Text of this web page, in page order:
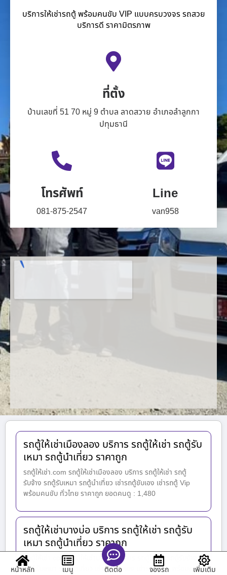
บริการให้เช่ารถตู้ พร้อมคนขับ VIP แบบครบวงจร รถสวย
บริการดี ราคามิตรภาพ
ที่ตั้ง
บ้านเลขที่ 51 70 หมู่ 9 ตำบล ลาดสวาย อำเภอลำลูกกา
ปทุมธานี
โทรศัพท์
081-875-2547
Line
van958
รถตู้ให้เช่าเมืองลอง บริการ รถตู้ให้เช่า รถตู้รับ
เหมา รถตู้นำเที่ยว ราคาถูก
รถตู้ให้เช่า.com รถตู้ให้เช่าเมืองลอง บริการ รถตู้ให้เช่า รถตู้
รับจ้าง รถตู้รับเหมา รถตู้นำเที่ยว เช่ารถตู้ขับเอง เช่ารถตู้ Vip
พร้อมคนขับ ทั่วไทย ราคาถูก ยอดคนดู : 1,480
รถตู้ให้เช่าบางบ่อ บริการ รถตู้ให้เช่า รถตู้รับ
เหมา รถตู้นำเที่ยว ราคาถูก
รถตู้ให้เช่า.com รถตู้ให้เช่าบางบ่อ บริการ รถตู้ให้เช่า รถตู้รับจ้าง
รถตู้รับเหมา รถตู้นำเที่ยว เช่ารถตู้ขับเอง เช่ารถตู้ Vip พร้อมคน
หน้าหลัก เมนู ติดต่อ จองรถ เพิ่มเติม